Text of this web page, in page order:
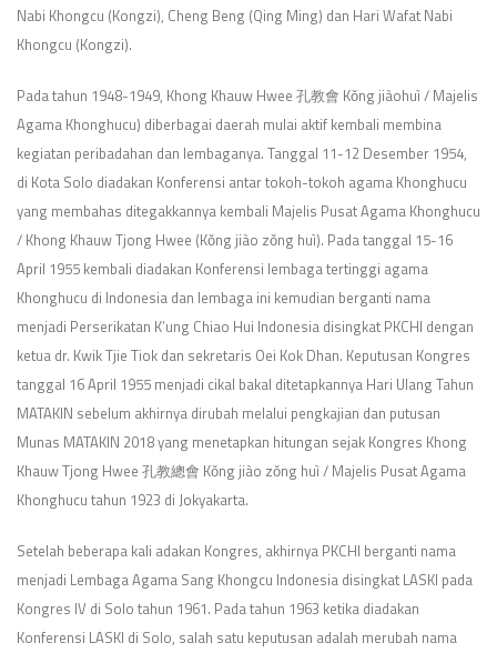
Nabi Khongcu (Kongzi), Cheng Beng (Qing Ming) dan Hari Wafat Nabi
Khongcu (Kongzi).
Pada tahun 1948-1949, Khong Khauw Hwee 孔教會 Kǒng jiàohuì / Majelis
Agama Khonghucu) diberbagai daerah mulai aktif kembali membina
kegiatan peribadahan dan lembaganya. Tanggal 11-12 Desember 1954,
di Kota Solo diadakan Konferensi antar tokoh-tokoh agama Khonghucu
yang membahas ditegakkannya kembali Majelis Pusat Agama Khonghucu
/ Khong Khauw Tjong Hwee (Kǒng jiào zǒng huì). Pada tanggal 15-16
April 1955 kembali diadakan Konferensi lembaga tertinggi agama
Khonghucu di Indonesia dan lembaga ini kemudian berganti nama
menjadi Perserikatan K’ung Chiao Hui Indonesia disingkat PKCHI dengan
ketua dr. Kwik Tjie Tiok dan sekretaris Oei Kok Dhan. Keputusan Kongres
tanggal 16 April 1955 menjadi cikal bakal ditetapkannya Hari Ulang Tahun
MATAKIN sebelum akhirnya dirubah melalui pengkajian dan putusan
Munas MATAKIN 2018 yang menetapkan hitungan sejak Kongres Khong
Khauw Tjong Hwee 孔教總會 Kǒng jiào zǒng huì / Majelis Pusat Agama
Khonghucu tahun 1923 di Jokyakarta.
Setelah beberapa kali adakan Kongres, akhirnya PKCHI berganti nama
menjadi Lembaga Agama Sang Khongcu Indonesia disingkat LASKI pada
Kongres IV di Solo tahun 1961. Pada tahun 1963 ketika diadakan
Konferensi LASKI di Solo, salah satu keputusan adalah merubah nama